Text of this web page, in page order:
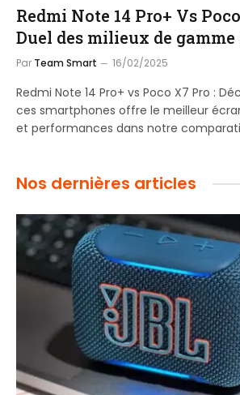
Redmi Note 14 Pro+ Vs
Duel des milieux de
Par Team Smart 16/02/2025
Redmi Note 14 Pro+ vs Poco X7 Pro :
ces smartphones offre le meilleur
et performances dans notre
Nos dernières articles